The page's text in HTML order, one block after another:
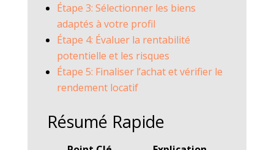
Étape 3: Sélectionner les biens
adaptés à votre profil
Étape 4: Évaluer la rentabilité
potentielle et les risques
Étape 5: Finaliser l’achat et vérifier le
rendement locatif
Résumé Rapide